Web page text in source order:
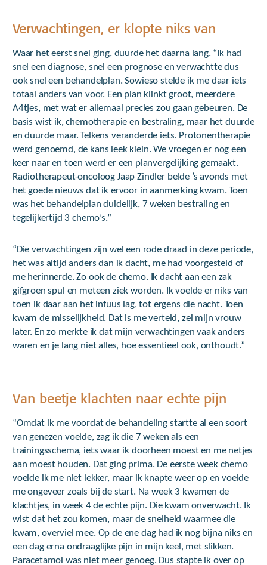
Verwachtingen, er klopte niks van
Waar het eerst snel ging, duurde het daarna lang. “Ik had
snel een diagnose, snel een prognose en verwachtte dus
ook snel een behandelplan. Sowieso stelde ik me daar iets
totaal anders van voor. Een plan klinkt groot, meerdere
A4tjes, met wat er allemaal precies zou gaan gebeuren. De
basis wist ik, chemotherapie en bestraling, maar het duurde
en duurde maar. Telkens veranderde iets. Protonentherapie
werd genoemd, de kans leek klein. We vroegen er nog een
keer naar en toen werd er een planvergelijking gemaakt.
Radiotherapeut-oncoloog Jaap Zindler belde ’s avonds met
het goede nieuws dat ik ervoor in aanmerking kwam. Toen
was het behandelplan duidelijk, 7 weken bestraling en
tegelijkertijd 3 chemo’s.”
“Die verwachtingen zijn wel een rode draad in deze periode,
het was altijd anders dan ik dacht, me had voorgesteld of
me herinnerde. Zo ook de chemo. Ik dacht aan een zak
gifgroen spul en meteen ziek worden. Ik voelde er niks van
toen ik daar aan het infuus lag, tot ergens die nacht. Toen
kwam de misselijkheid. Dat is me verteld, zei mijn vrouw
later. En zo merkte ik dat mijn verwachtingen vaak anders
waren en je lang niet alles, hoe essentieel ook, onthoudt.”
Van beetje klachten naar echte pijn
“Omdat ik me voordat de behandeling startte al een soort
van genezen voelde, zag ik die 7 weken als een
trainingsschema, iets waar ik doorheen moest en me netjes
aan moest houden. Dat ging prima. De eerste week chemo
voelde ik me niet lekker, maar ik knapte weer op en voelde
me ongeveer zoals bij de start. Na week 3 kwamen de
klachtjes, in week 4 de echte pijn. Die kwam onverwacht. Ik
wist dat het zou komen, maar de snelheid waarmee die
kwam, overviel mee. Op de ene dag had ik nog bijna niks en
een dag erna ondraaglijke pijn in mijn keel, met slikken.
Paracetamol was niet meer genoeg. Dus stapte ik over op